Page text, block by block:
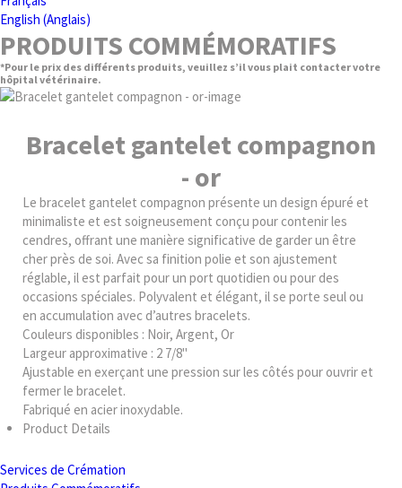
English (Anglais)
PRODUITS COMMÉMORATIFS
*Pour le prix des différents produits, veuillez s’il vous plait contacter votre
hôpital vétérinaire.
Bracelet gantelet compagnon
- or
Le bracelet gantelet compagnon présente un design épuré et
minimaliste et est soigneusement conçu pour contenir les
cendres, offrant une manière significative de garder un être
cher près de soi. Avec sa finition polie et son ajustement
réglable, il est parfait pour un port quotidien ou pour des
occasions spéciales. Polyvalent et élégant, il se porte seul ou
en accumulation avec d’autres bracelets.
Couleurs disponibles : Noir, Argent, Or
Largeur approximative : 2 7/8"
Ajustable en exerçant une pression sur les côtés pour ouvrir et
fermer le bracelet.
Fabriqué en acier inoxydable.
Product Details
Services de Crémation